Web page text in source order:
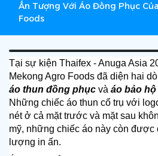
Ấn Tượng Với Áo Đồng Phục
Foods
Tại sự kiện Thaifex - Anuga Asia
áo thun đồng phục và áo bảo
Những chiếc áo thun cổ trụ với
nét ở cả mặt trước và mặt sau
mỹ, những chiếc áo này còn được
lượng in ấn.